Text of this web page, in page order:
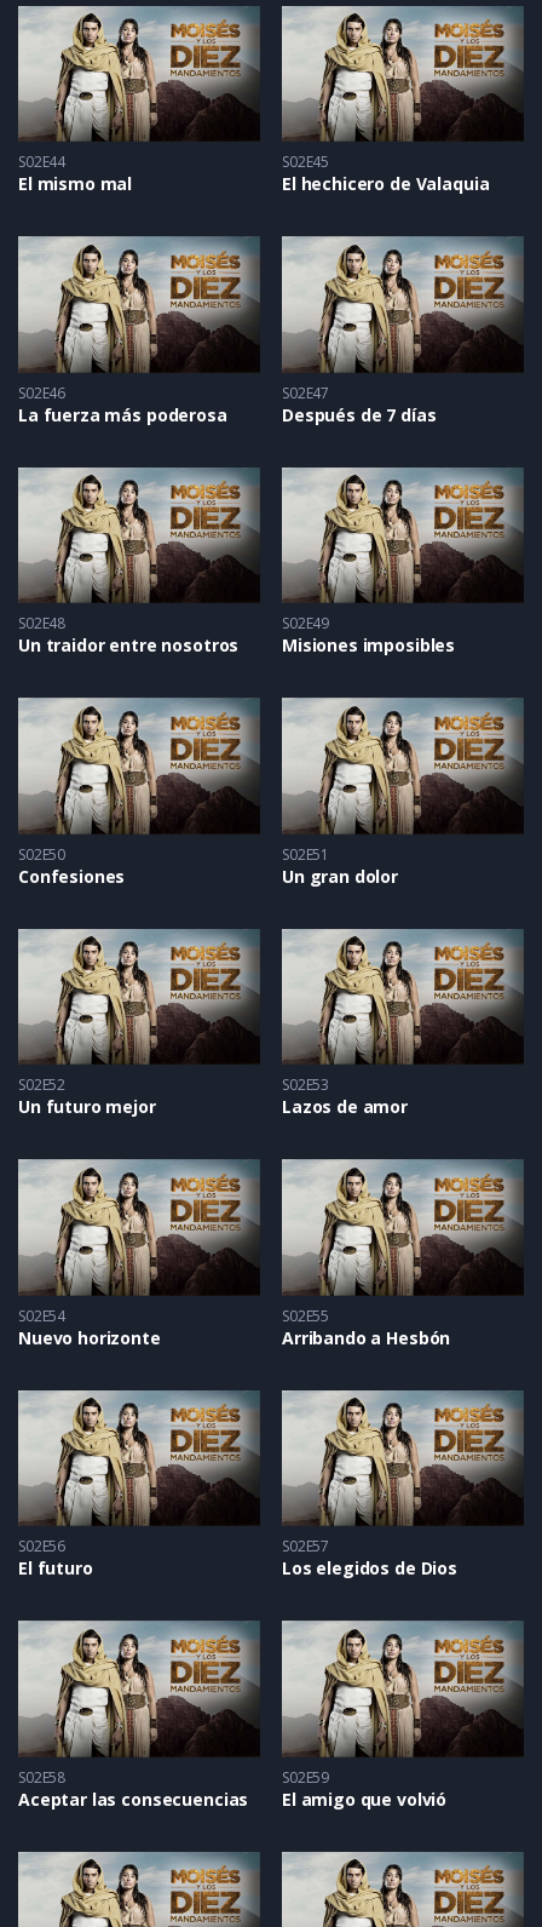
S02E44
El mismo mal
S02E45
El hechicero de Valaquia
S02E46
La fuerza más poderosa
S02E47
Después de 7 días
S02E48
Un traidor entre nosotros
S02E49
Misiones imposibles
S02E50
Confesiones
S02E51
Un gran dolor
S02E52
Un futuro mejor
S02E53
Lazos de amor
S02E54
Nuevo horizonte
S02E55
Arribando a Hesbón
S02E56
El futuro
S02E57
Los elegidos de Dios
S02E58
Aceptar las consecuencias
S02E59
El amigo que volvió